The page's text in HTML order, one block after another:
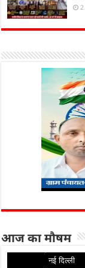
आज का मौषम
नई दिल्ली